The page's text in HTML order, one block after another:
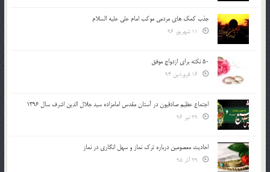
جذب کمک های مردمی موکب امام علی علیه السلام
50 نکته برای ازدواج موفق
اجتماع عظیم صادقیون در آستان مقدس امامزاده سید جلال الدین اشرف سال 1396
احادیث معصومین درباره ترک نماز و سهل انگاری در نماز